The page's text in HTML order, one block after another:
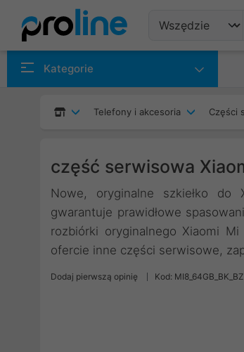
Kategorie
Telefony i akcesoria Części
część serwisowa
Nowe, oryginalne szkiełko do
gwarantuje prawidłowe
rozbiórki oryginalnego Xiaomi
ofercie inne części serwisowe,
Dodaj pierwszą opinię Kod: